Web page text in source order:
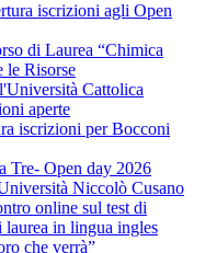
iscrizioni agli Open
di Laurea “Chimica
le Risorse
Cattolica
aperte
iscrizioni per Bocconi
Tre- Open day 2026
Niccolò Cusano
online sul test di
in lingua ingles
che verrà”_